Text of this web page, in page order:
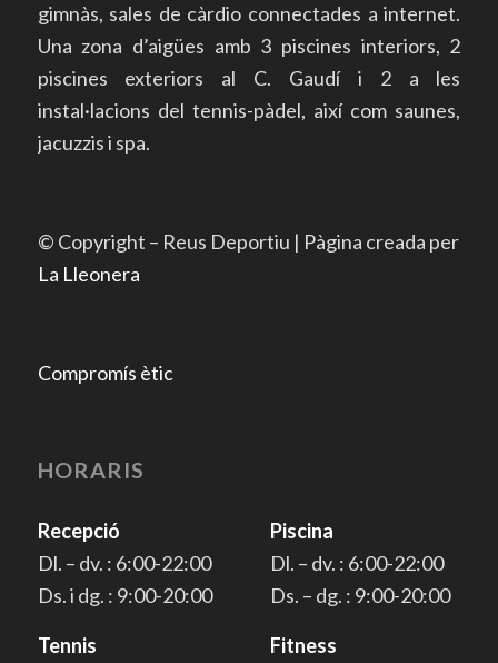
gimnàs, sales de càrdio connectades a internet.
Una zona d’aigües amb 3 piscines interiors, 2
piscines exteriors al C. Gaudí i 2 a les
instal·lacions del tennis-pàdel, així com saunes,
jacuzzis i spa.
© Copyright – Reus Deportiu | Pàgina creada per
La Lleonera
Compromís ètic
HORARIS
Recepció
Dl. – dv. : 6:00-22:00
Ds. i dg. : 9:00-20:00
Tennis
Piscina
Dl. – dv. : 6:00-22:00
Ds. – dg. : 9:00-20:00
Fitness